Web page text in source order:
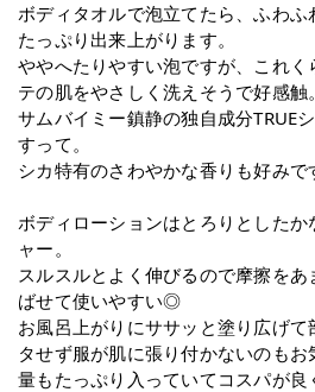
ボディタオルで泡立てたら、ふわ
たっぷり出来上がります。
ややへたりやすい泡ですが、これ
テの肌をやさしく洗えそうで好感触。
サムバイミー鎮静の独⾃成分TRUE
すって。
シカ特有のさわやかな香りも好みで
ボディローションはとろりとした
ャー。
スルスルとよく伸びるので摩擦を
ばせて使いやすい◎
お風呂上がりにササッと塗り広げ
タせず服が肌に張り付かないのもお
量もたっぷり入っていてコスパが良